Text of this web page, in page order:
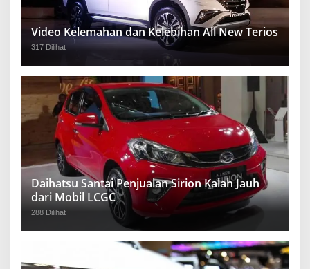
Video Kelemahan dan Kelebihan All New Terios
317 Dilihat
Daihatsu Santai Penjualan Sirion Kalah Jauh
dari Mobil LCGC
288 Dilihat